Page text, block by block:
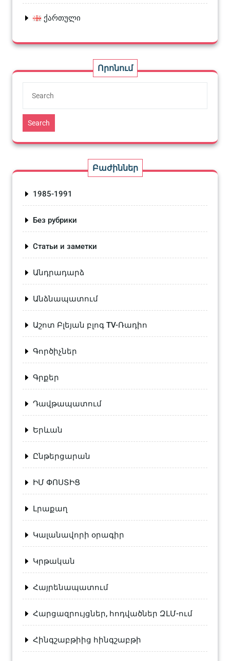
ქართული
Որոնում
Search
Բաժիններ
1985-1991
Без рубрики
Статьи и заметки
Անդրադարձ
Անձնապատում
Աշոտ Բլեյան բլոգ TV-Ռադիո
Գործիչներ
Գրքեր
Դավթապատում
Երևան
Ընթերցարան
ԻՄ ՓՈՍՏԻՑ
Լրաքաղ
Կալանավորի օրագիր
Կրթական
Հայրենապատում
Հարցազրույցներ, հոդվածներ ԶԼՄ-ում
Հինգշաբթիից հինգշաբթի